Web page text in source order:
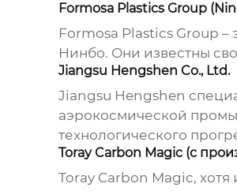
Formosa Plastics Group
Formosa Plastics Group
Нинбо. Они известны
Jiangsu Hengshen Co., Ltd.
Jiangsu Hengshen
аэрокосмической
технологического
Toray Carbon Magic (с
Toray Carbon Magic,